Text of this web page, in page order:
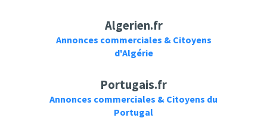
Algerien.fr
Annonces commerciales & Citoyens
d'Algérie
Portugais.fr
Annonces commerciales & Citoyens du
Portugal